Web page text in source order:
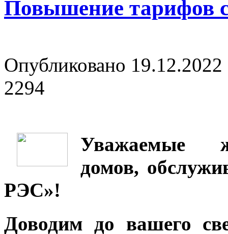
Повышение тарифов с
Опубликовано
2294
Уважаемые
домов,
РЭС»!
Доводим до вашего